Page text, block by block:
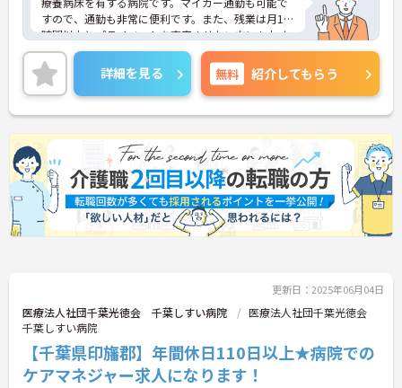
すので、通勤も非常に便利です。また、残業は月10
時間以内とプライベートを充実させたい方にもおす
すめの求人となっております。
ご興味を持たれた方は、弊社担当コンサルタントま
でお気軽にお問い合わせ下さい。求人情報の詳細や
面接ポイントなどをお話させて頂きます。
詳細を見る 無料 紹介してもらう
更新日：2025年06月04日
医療法人社団千葉光徳会 千葉しすい病院
医療法人社団千葉光徳会
千葉しすい病院
【千葉県印旛郡】年間休日110日以上★病院での
ケアマネジャー求人になります！